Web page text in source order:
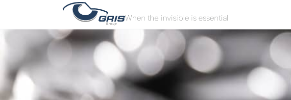
When the invisible is essential
Cookies management panel